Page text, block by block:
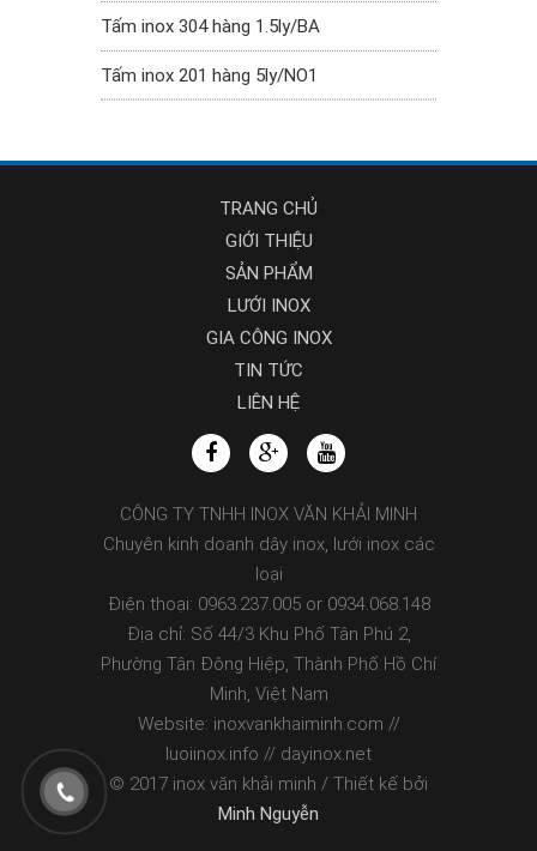
Tấm inox 304 hàng 1.5ly/BA
Tấm inox 201 hàng 5ly/NO1
TRANG CHỦ
GIỚI THIỆU
SẢN PHẨM
LƯỚI INOX
GIA CÔNG INOX
TIN TỨC
LIÊN HỆ
CÔNG TY TNHH INOX VĂN KHẢI MINH
Chuyên kinh doanh dây inox, lưới inox các
loại
Điện thoại: 0963.237.005 or 0934.068.148
Địa chỉ: Số 44/3 Khu Phố Tân Phú 2,
Phường Tân Đông Hiệp, Thành Phố Hồ Chí
Minh, Việt Nam
Website: inoxvankhaiminh.com //
luoiinox.info // dayinox.net
© 2017 inox văn khải minh / Thiết kế bởi
Minh Nguyễn